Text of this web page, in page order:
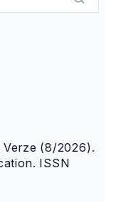
Verze (8/2026).
ISSN